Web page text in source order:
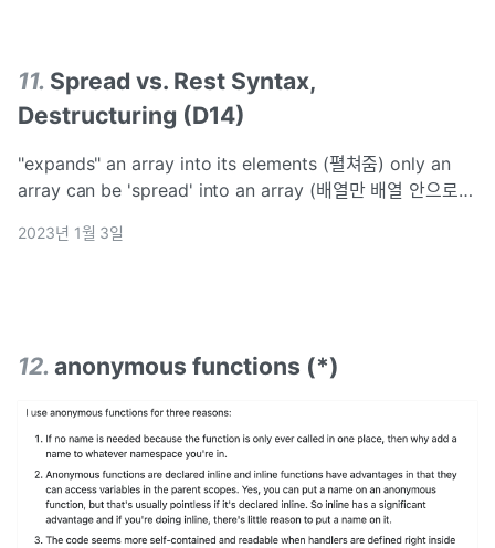
11. Spread vs. Rest Syntax,
Destructuring (D14)
"expands" an array into its elements (펼쳐줌) only an
array can be 'spread' into an array (배열만 배열 안으로
2023년 1월 3일
12. anonymous functions (*)